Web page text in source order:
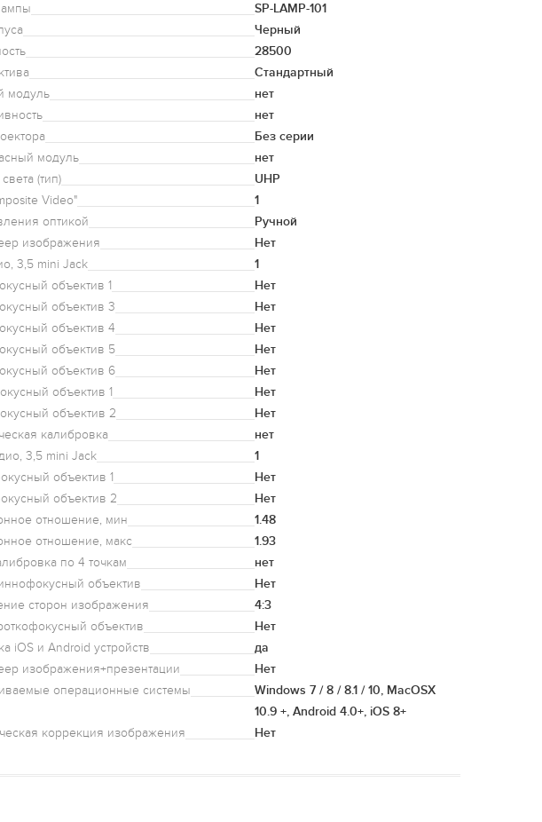
SP-LAMP-101
Черный
28500
Стандартный
модуль
нет
нет
Без серии
модуль
нет
(тип)
UHP
Video"
1
оптикой
Ручной
изображения
Нет
3,5 mini Jack
1
объектив 1
Нет
объектив 3
Нет
объектив 4
Нет
объектив 5
Нет
объектив 6
Нет
объектив 1
Нет
объектив 2
Нет
калибровка
нет
3,5 mini Jack
1
объектив 1
Нет
объектив 2
Нет
отношение, мин
1.48
отношение, макс
1.93
по 4 точкам
нет
объектив
Нет
сторон изображения
4:3
объектив
Нет
iOS и Android устройств
да
изображения+презентации
Нет
операционные системы
Windows 7 / 8 / 8.1 / 10, MacOSX
10.9 +, Android 4.0+, iOS 8+
коррекция изображения
Нет